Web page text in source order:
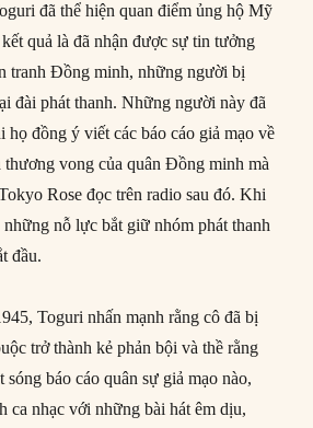
đã thể hiện quan điểm ủng hộ Mỹ
quả là đã nhận được sự tin tưởng
tranh Đồng minh, những người bị
đài phát thanh. Những người này đã
họ đồng ý viết các báo cáo giả mạo về
thương vong của quân Đồng minh mà
Rose đọc trên radio sau đó. Khi
những nỗ lực bắt giữ nhóm phát thanh
đầu.
Toguri nhấn mạnh rằng cô đã bị
trở thành kẻ phản bội và thề rằng
sóng báo cáo quân sự giả mạo nào,
ca nhạc với những bài hát êm dịu,